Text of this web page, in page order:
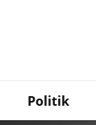
Politik